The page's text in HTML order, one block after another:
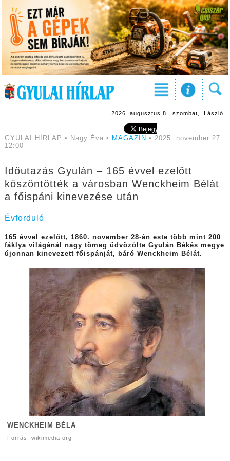
2026. augusztus 8., szombat, László
GYULAI HÍRLAP • Nagy Éva • MAGAZIN • 2025. november 27.
12:00
Időutazás Gyulán – 165 évvel ezelőtt
köszöntötték a városban Wenckheim Bélát
a főispáni kinevezése után
Évforduló
165 évvel ezelőtt, 1860. november 28-án este több mint 200
fáklya világánál nagy tömeg üdvözölte Gyulán Békés megye
újonnan kinevezett főispánját, báró Wenckheim Bélát.
WENCKHEIM BÉLA
Forrás: wikimedia.org